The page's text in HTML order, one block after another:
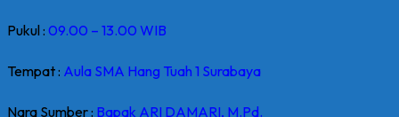
Pukul : 09.00 – 13.00 WIB
Tempat : Aula SMA Hang Tuah 1 Surabaya
Nara Sumber : Bapak ARI DAMARI, M.Pd.